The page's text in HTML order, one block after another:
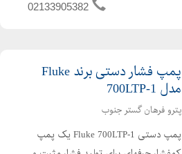
02133905382
پمپ فشار دستی برند Fluke
مدل 700LTP-1
پترو فرهان گستر جنوب
پمپ دستی Fluke 700LTP-1 یک پمپ